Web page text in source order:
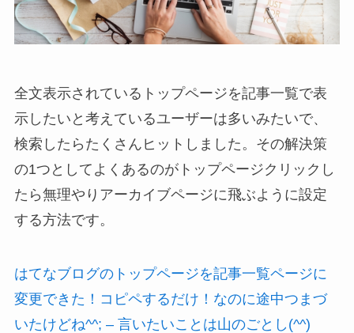
全文表示されているトップページを記事一覧で表
示したいと考えているユーザーは多いみたいで、
検索したらたくさんヒットしました。その解決策
の1つとしてよくあるのがトップページクリックし
たら無理やりアーカイブページに飛ぶように設定
する方法です。
はてなブログのトップページを記事一覧ページに
変更できた！コピペするだけ！なのに途中つまづ
いたけどね^^; – 言いたいことは山のごとし(^^)